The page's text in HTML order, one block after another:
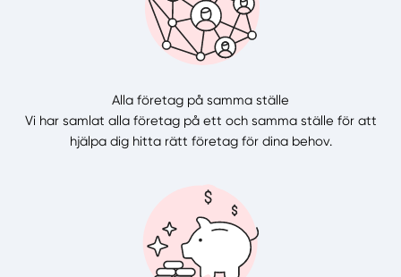
Alla företag på samma ställe
Vi har samlat alla företag på ett och samma ställe för att
hjälpa dig hitta rätt företag för dina behov.